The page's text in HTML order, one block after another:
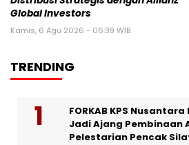
Global Investors
Kamis, 6 Agu 2026 - 06:39 WIB
TRENDING
FORKAB KPS
Jadi Ajang Pembinaan
Pelestarian Pencak